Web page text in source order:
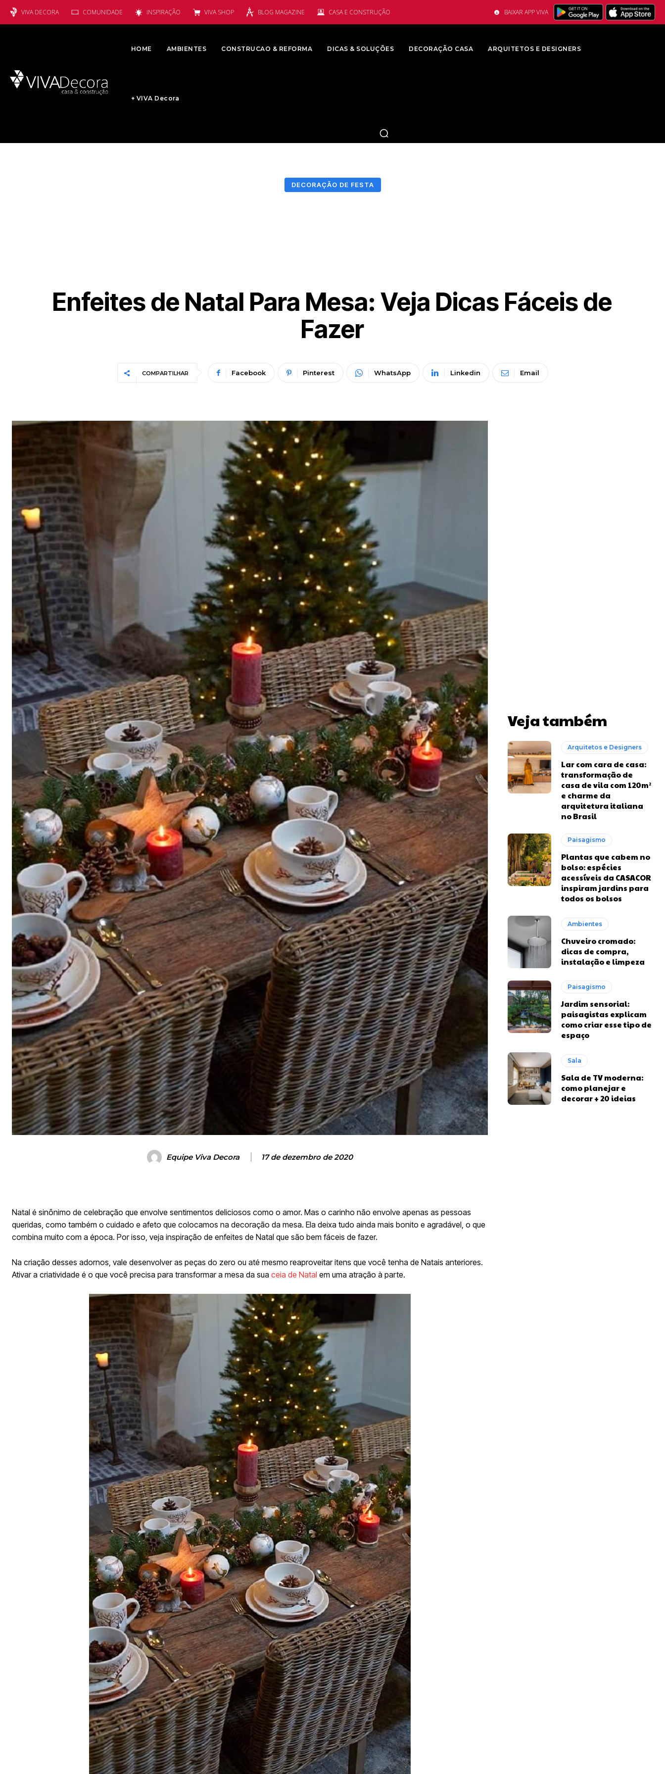
VIVA DECORA COMUNIDADE INSPIRAÇÃO VIVA SHOP BLOG MAGAZINE CASA E CONSTRUÇÃO BAIXAR APP VIVA
HOME AMBIENTES CONSTRUCAO & REFORMA DICAS & SOLUÇÕES DECORAÇÃO CASA ARQUITETOS E DESIGNERS
+ VIVA Decora
DECORAÇÃO DE FESTA
Enfeites de Natal Para Mesa: Veja Dicas Fáceis de
Fazer
COMPARTILHAR Facebook Pinterest WhatsApp Linkedin Email
Equipe Viva Decora 17 de dezembro de 2020
Natal é sinônimo de celebração que envolve sentimentos deliciosos como o amor. Mas o carinho não envolve apenas as pessoas
queridas, como também o cuidado e afeto que colocamos na decoração da mesa. Ela deixa tudo ainda mais bonito e agradável, o que
combina muito com a época. Por isso, veja inspiração de enfeites de Natal que são bem fáceis de fazer.
Na criação desses adornos, vale desenvolver as peças do zero ou até mesmo reaproveitar itens que você tenha de Natais anteriores.
Ativar a criatividade é o que você precisa para transformar a mesa da sua ceia de Natal em uma atração à parte.
Veja também
Arquitetos e Designers
Lar com cara de casa:
transformação de
casa de vila com 120m²
e charme da
arquitetura italiana
no Brasil
Paisagismo
Plantas que cabem no
bolso: espécies
acessíveis da CASACOR
inspiram jardins para
todos os bolsos
Ambientes
Chuveiro cromado:
dicas de compra,
instalação e limpeza
Paisagismo
Jardim sensorial:
paisagistas explicam
como criar esse tipo de
espaço
Sala
Sala de TV moderna:
como planejar e
decorar + 20 ideias